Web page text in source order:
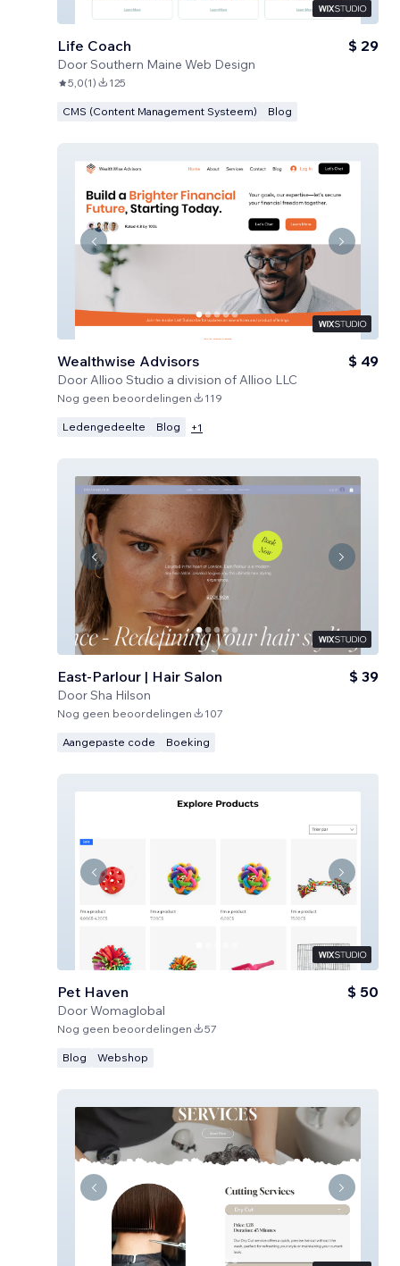
Life Coach
DoorSouthern Maine Web Design
$ 29
5,0(1) 125
CMS (Content Management Systeem) Blog
Wealthwise Advisors
DoorAllioo Studio a division of Allioo LLC
$ 49
Nog geen beoordelingen 119
Ledengedeelte Blog +1
East-Parlour | Hair Salon
DoorSha Hilson
$ 39
Nog geen beoordelingen 107
Aangepaste code Boeking
Pet Haven
DoorWomaglobal
$ 50
Nog geen beoordelingen 57
Blog Webshop